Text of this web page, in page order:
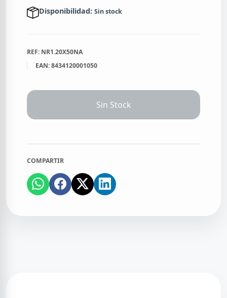
Disponibilidad: Sin stock
REF: NR1.20X50NA
EAN: 8434120001050
Sin Stock
COMPARTIR